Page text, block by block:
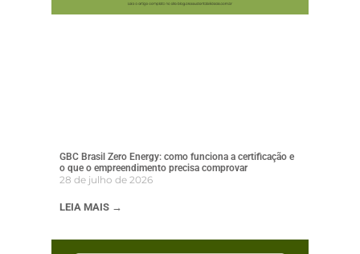
GBC Brasil Zero Energy: como funciona a certificação e
o que o empreendimento precisa comprovar
28 de julho de 2026
LEIA MAIS →